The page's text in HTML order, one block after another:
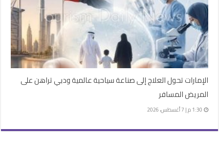
الإمارات تحول العلاج إلى صناعة سياحية عالمية ودبي تراهن على
المريض المسافر
1:30 م | 7 أغسطس، 2026